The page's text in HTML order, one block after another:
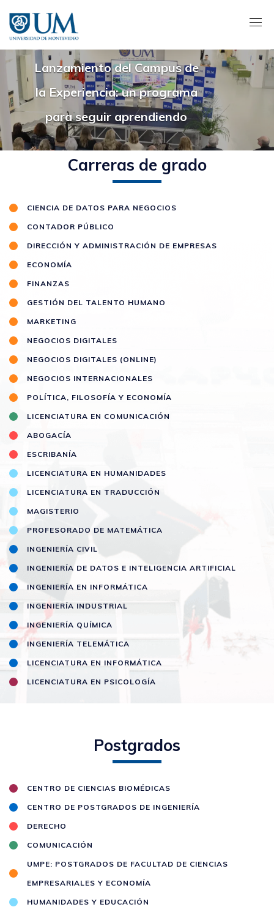
contenido
principal
Lanzamiento del Campus de
la Experiencia: un programa
para seguir aprendiendo
Carreras de grado
CIENCIA DE DATOS PARA NEGOCIOS
CONTADOR PÚBLICO
DIRECCIÓN Y ADMINISTRACIÓN DE EMPRESAS
ECONOMÍA
FINANZAS
GESTIÓN DEL TALENTO HUMANO
MARKETING
NEGOCIOS DIGITALES
NEGOCIOS DIGITALES (ONLINE)
NEGOCIOS INTERNACIONALES
POLÍTICA, FILOSOFÍA Y ECONOMÍA
LICENCIATURA EN COMUNICACIÓN
ABOGACÍA
ESCRIBANÍA
LICENCIATURA EN HUMANIDADES
LICENCIATURA EN TRADUCCIÓN
MAGISTERIO
PROFESORADO DE MATEMÁTICA
INGENIERÍA CIVIL
INGENIERÍA DE DATOS E INTELIGENCIA ARTIFICIAL
INGENIERÍA EN INFORMÁTICA
INGENIERÍA INDUSTRIAL
INGENIERÍA QUÍMICA
INGENIERÍA TELEMÁTICA
LICENCIATURA EN INFORMÁTICA
LICENCIATURA EN PSICOLOGÍA
Postgrados
CENTRO DE CIENCIAS BIOMÉDICAS
CENTRO DE POSTGRADOS DE INGENIERÍA
DERECHO
COMUNICACIÓN
UMPE: POSTGRADOS DE FACULTAD DE CIENCIAS
EMPRESARIALES Y ECONOMÍA
HUMANIDADES Y EDUCACIÓN